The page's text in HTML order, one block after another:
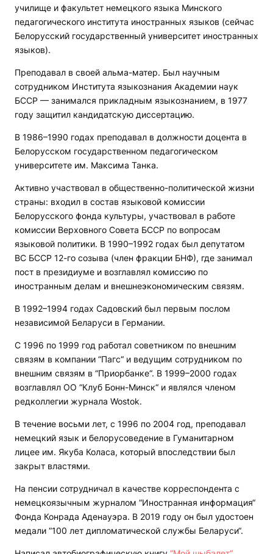
училище и факультет немецкого языка Минского
педагогического института иностранных языков (сейчас
Белорусский государственный университет иностранных
языков).
Преподавал в своей альма-матер. Был научным
сотрудником Института языкознания Академии наук
БССР — занимался прикладным языкознанием, в 1977
году защитил кандидатскую диссертацию.
В 1986–1990 годах преподавал в должности доцента в
Белорусском государственном педагогическом
университете им. Максима Танка.
Активно участвовал в общественно-политической жизни
страны: входил в состав языковой комиссии
Белорусского фонда культуры, участвовал в работе
комиссии Верховного Совета БССР по вопросам
языковой политики. В 1990–1992 годах был депутатом
ВС БССР 12-го созыва (член фракции БНФ), где занимал
пост в президиуме и возглавлял комиссию по
иностранным делам и внешнеэкономическим связям.
В 1992–1994 годах Садовский был первым послом
независимой Беларуси в Германии.
С 1996 по 1999 год работал советником по внешним
связям в компании “Пагс“ и ведущим сотрудником по
внешним связям в “Приорбанке“. В 1999–2000 годах
возглавлял ОО “Клуб Бонн-Минск“ и являлся членом
редколлегии журнала Wostok.
В течение восьми лет, с 1996 по 2004 год, преподавал
немецкий язык и белорусоведение в Гуманитарном
лицее им. Якуба Коласа, который впоследствии был
закрыт властями.
На пенсии сотрудничал в качестве корреспондента с
немецкоязычным журналом “Иностранная информация“
Фонда Конрада Аденауэра. В 2019 году он был удостоен
медали “100 лет дипломатической службы Беларуси“.